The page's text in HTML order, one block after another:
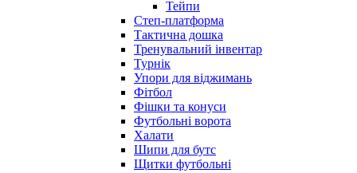
Тейпи
Степ-платформа
Тактична дошка
Тренувальний інвентар
Турнік
Упори для віджимань
Фітбол
Фішки та конуси
Футбольні ворота
Халати
Шипи для бутс
Щитки футбольні